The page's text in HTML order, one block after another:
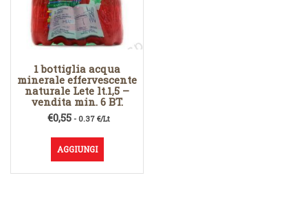
1 bottiglia acqua
minerale effervescente
naturale Lete lt.1,5 –
vendita min. 6 BT.
€0,55 - 0.37 €/Lt
AGGIUNGI